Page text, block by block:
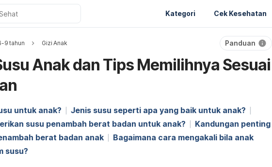
Kategori Cek Kesehatan
9 tahun Gizi Anak Panduan
Anak dan Tips Memilihnya Sesuai
untuk anak?
Jenis susu seperti apa yang baik untuk anak?
susu penambah berat badan untuk anak?
Kandungan penting
berat badan anak
Bagaimana cara mengakali bila anak
susu?